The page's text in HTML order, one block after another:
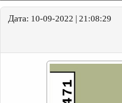
Дата: 10-09-2022 | 21:08:29